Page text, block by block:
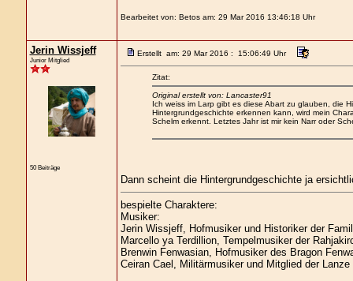
Bearbeitet von: Betos am: 29 Mar 2016 13:46:18 Uhr
Jerin Wissjeff
Junior Mitglied
50 Beiträge
Erstellt am: 29 Mar 2016 : 15:06:49 Uhr
Zitat:
Original erstellt von: Lancaster91
Ich weiss im Larp gibt es diese Abart zu glauben, die
Hintergrundgeschichte erkennen kann, wird mein
Schelm erkennt. Letztes Jahr ist mir kein Narr oder
Dann scheint die Hintergrundgeschichte ja
bespielte Charaktere:
Musiker:
Jerin Wissjeff, Hofmusiker und Historiker der
Marcello ya Terdillion, Tempelmusiker der
Brenwin Fenwasian, Hofmusiker des Bragon
Ceiran Cael, Militärmusiker und Mitglied der Lanze